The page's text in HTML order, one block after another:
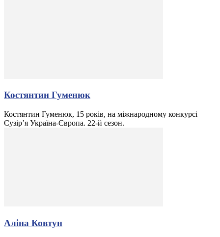
Костянтин Гуменюк
Костянтин Гуменюк, 15 років, на міжнародному конкурсі
Сузір’я Україна-Європа. 22-й сезон.
Аліна Ковтун